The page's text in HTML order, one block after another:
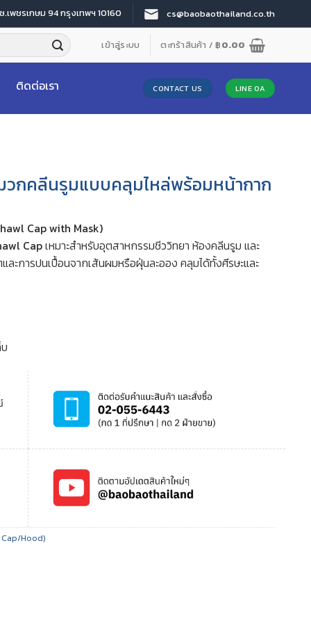
.เพชรเกษม 94 กรุงเทพฯ 10160 cs@baobaothailand.co.th
เข้าสู่ระบบ ตะกร้าสินค้า /฿0.00
ติดต่อเรา CONTACT US LINE OA
วกคลีนรูมแบบคลุมไหล่พร้อมหน้ากาก
Cap with Mask)
Capเหมาะสำหรับอุตสาหกรรมชีววิทยา ห้องคลีนรูม และ
ารปนเปื้อนจากเส้นผมหรือฝุ่นละออง คลุมได้ทั้งศีรษะและ
Hood)